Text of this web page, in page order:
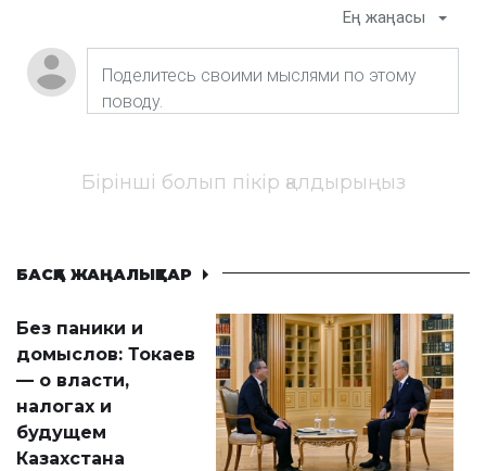
Ең жаңасы
Бірінші болып пікір қалдырыңыз
БАСҚА ЖАҢАЛЫҚТАР
Без паники и
домыслов: Токаев
— о власти,
налогах и
будущем
Казахстана